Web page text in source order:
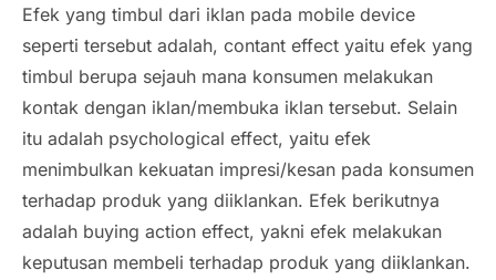
Efek yang timbul dari iklan pada mobile device
seperti tersebut adalah, contant effect yaitu efek yang
timbul berupa sejauh mana konsumen melakukan
kontak dengan iklan/membuka iklan tersebut. Selain
itu adalah psychological effect, yaitu efek
menimbulkan kekuatan impresi/kesan pada konsumen
terhadap produk yang diiklankan. Efek berikutnya
adalah buying action effect, yakni efek melakukan
keputusan membeli terhadap produk yang diiklankan.